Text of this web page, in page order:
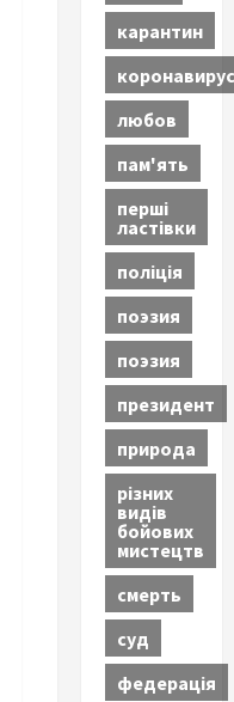
карантин
коронавирус
любов
пам'ять
перші
ластівки
поліція
поэзия
поэзия
президент
природа
різних
видів
бойових
мистецтв
смерть
суд
федерація